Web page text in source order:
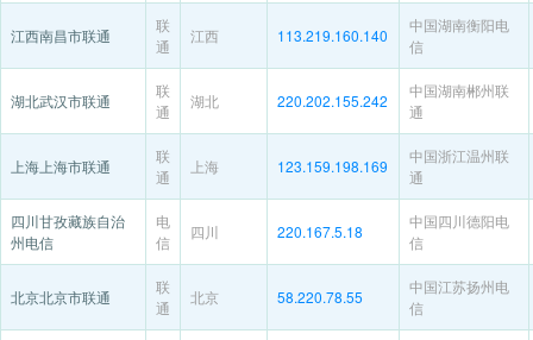
江西南昌市联通
联
通
江西 113.219.160.140
中国湖南衡阳电
信
湖北武汉市联通
联
通
湖北 220.202.155.242
中国湖南郴州联
通
上海上海市联通
联
通
上海 123.159.198.169
中国浙江温州联
通
四川甘孜藏族自治
州电信
电
信
四川 220.167.5.18
中国四川德阳电
信
北京北京市联通
联
通
北京 58.220.78.55
中国江苏扬州电
信